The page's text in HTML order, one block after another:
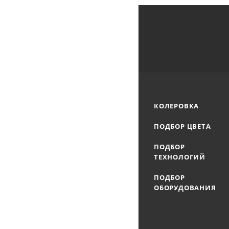
КОЛЕРОВКА
ПОДБОР ЦВЕТА
ПОДБОР
ТЕХНОЛОГИЙ
ПОДБОР
ОБОРУДОВАНИЯ